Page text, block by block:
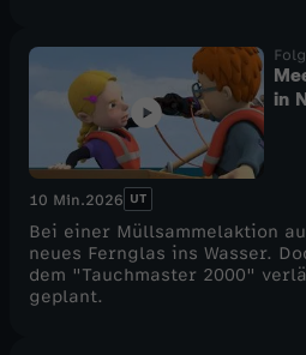
in
10 Min.2026 UT
Bei einer Müllsammelaktion
neues Fernglas ins Wasser.
dem "Tauchmaster 2000"
geplant.